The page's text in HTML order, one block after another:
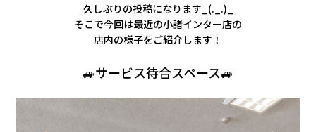
アフターサポート
会社情報
カタ
久しぶりの投稿になります_(._.)_
そこで今回は最近の小諸インター店の
店内の様子をご紹介します！
🚙サービス待合スペース🚙